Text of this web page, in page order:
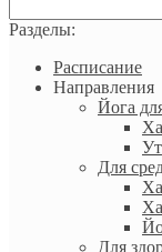
Укажите дату занятия
Ваш телефон
Разделы:
Расписание
Направления
Йога
Для
Для